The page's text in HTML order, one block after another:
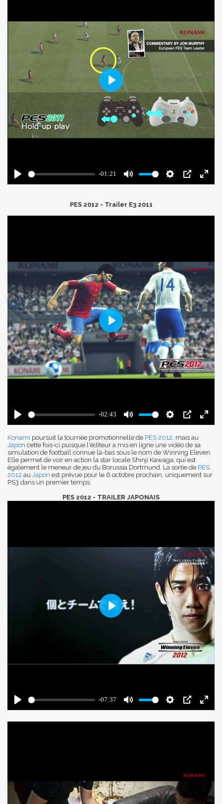
PES 2012 - Trailer E3 2011
Konami poursuit la tournée promotionnelle de PES 2012, mais au
Japon cette fois-ci puisque l'éditeur a mis en ligne une vidéo de sa
simulation de football connue là-bas sous le nom de Winning Eleven.
Elle permet de voir en action la star locale Shinji Kawaga, qui est
également le meneur de jeu du Borussia Dortmund. La sortie de PES
2012 au Japon est prévue pour le 6 octobre prochain, uniquement sur
PS3 dans un premier temps.
PES 2012 - TRAILER JAPONAIS